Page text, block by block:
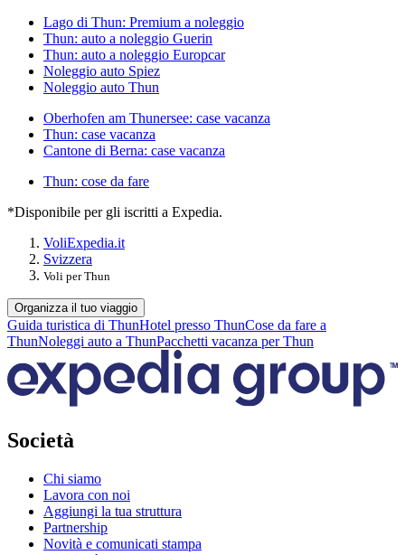
Lago di Thun: Premium a noleggio
Thun: auto a noleggio Guerin
Thun: auto a noleggio Europcar
Noleggio auto Spiez
Noleggio auto Thun
Oberhofen am Thunersee: case vacanza
Thun: case vacanza
Cantone di Berna: case vacanza
Thun: cose da fare
*Disponibile per gli iscritti a Expedia.
VoliExpedia.it
Svizzera
Voli per Thun
Organizza il tuo viaggio
Guida turistica di ThunHotel presso ThunCose da fare a
ThunNoleggi auto a ThunPacchetti vacanza per Thun
Società
Chi siamo
Lavora con noi
Aggiungi la tua struttura
Partnership
Novità e comunicati stampa